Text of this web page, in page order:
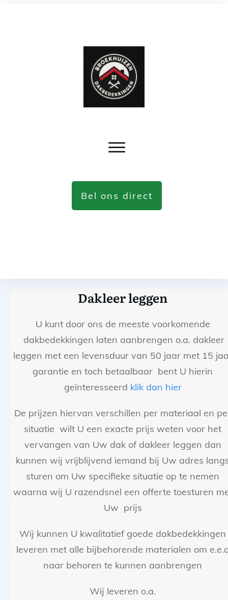
Bel ons direct
Dakleer leggen
U kunt door ons de meeste voorkomende
dakbedekkingen laten aanbrengen o.a. dakleer
leggen met een levensduur van 50 jaar met 15
garantie en toch betaalbaar bent U hierin
geïnteresseerd klik dan hier
De prijzen hiervan verschillen per materiaal en
situatie wilt U een exacte prijs weten voor het
vervangen van Uw dak of dakleer leggen dan
kunnen wij vrijblijvend iemand bij Uw adres
sturen om Uw specifieke situatie op te nemen
waarna wij U razendsnel een offerte toesturen
Uw prijs
Wij kunnen U kwalitatief goede dakbedekkingen
leveren met alle bijbehorende materialen om
naar behoren te kunnen aanbrengen
Wij leveren o.a.